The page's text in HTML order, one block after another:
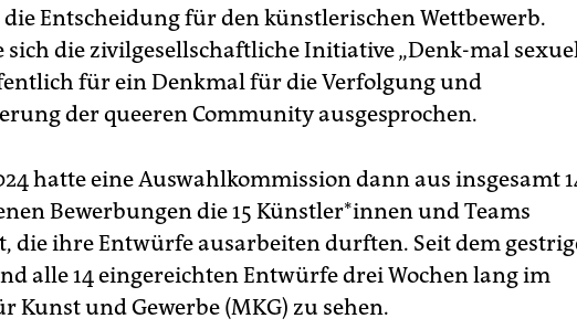
die Entscheidung für den künstlerischen Wettbewerb.
sich die zivilgesellschaftliche Initiative „Denk-mal
für ein Denkmal für die Verfolgung und
der queeren Community ausgesprochen.
hatte eine Auswahlkommission dann aus insgesamt
Bewerbungen die 15 Künst­le­r*in­nen und Teams
die ihre Entwürfe ausarbeiten durften. Seit dem
alle 14 eingereichten Entwürfe drei Wochen lang im
Kunst und Gewerbe (MKG) zu sehen.